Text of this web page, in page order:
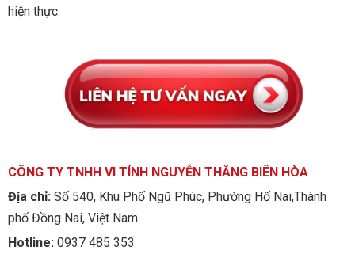
hiện thực.
CÔNG TY TNHH VI TÍNH NGUYỄN THẮNG BIÊN HÒA
Địa chỉ: Số 540, Khu Phố Ngũ Phúc, Phường Hố Nai,Thành
phố Đồng Nai, Việt Nam
Hotline: 0937 485 353